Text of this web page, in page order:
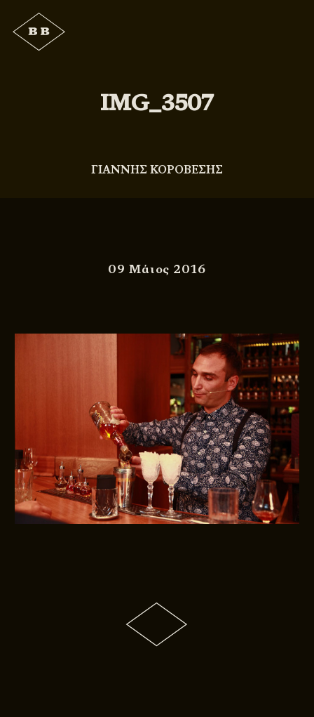
IMG_3507
ΓΙΑΝΝΗΣ ΚΟΡΟΒΕΣΗΣ
09 Μάιος 2016